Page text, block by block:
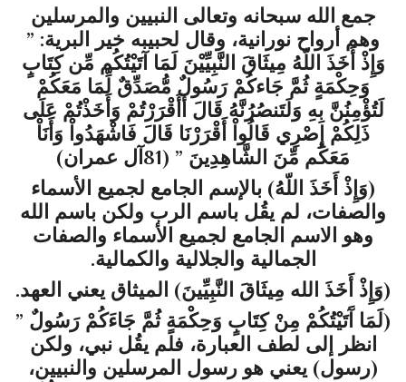
جمع الله سبحانه وتعالى النبيين والمرسلين
وهم أرواح نورانية، وقال لحبيبه خير البرية: ”
وَإِذْ أَخَذَ اللّهُ مِيثَاقَ النَّبِيِّيْنَ لَمَا آتَيْتُكُم مِّن كِتَابٍ
وَحِكْمَةٍ ثُمَّ جَاءكُمْ رَسُولٌ مُّصَدِّقٌ لِّمَا مَعَكُمْ
لَتُؤْمِنُنَّ بِهِ وَلَتَنصُرُنَّهُ قَالَ أَأَقْرَرْتُمْ وَأَخَذْتُمْ عَلَى
ذَلِكُمْ إِصْرِي قَالُواْ أَقْرَرْنَا قَالَ فَاشْهَدُواْ وَأَنَاْ
مَعَكُم مِّنَ الشَّاهِدِينَ ” (81آل عمران)
(وَإِذْ أَخَذَ اللّهُ) بالإسم الجامع لجميع الأسماء
والصفات، لم يقُل باسم الرب ولكن باسم الله
وهو الاسم الجامع لجميع الأسماء والصفات
الجمالية والجلالية والكمالية.
(وَإِذْ أَخَذَ الله مِيثَاقَ النَّبِيِّينَ) الميثاق يعني العهد.
(لَمَا آَتَيْتُكُمْ مِنْ كِتَابٍ وَحِكْمَةٍ ثُمَّ جَاءَكُمْ رَسُولٌ ”
انظر إلى لطف العبارة، فلم يقُل نبي، ولكن
(رسول) يعني هو رسول المرسلين والنبيين،